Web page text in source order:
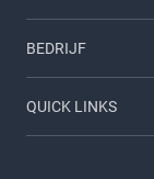
Inloggen
Carrieres
BEDRIJF
Over ons
QUICK LINKS